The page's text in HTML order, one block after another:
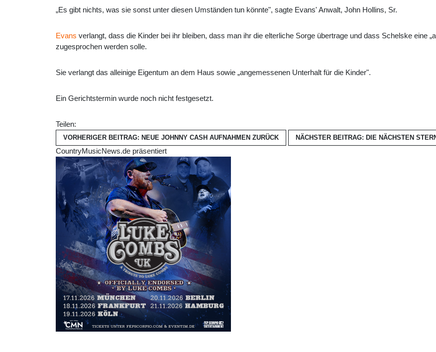
„Es gibt nichts, was sie sonst unter diesen Umständen tun könnte", sagte Evans' Anwalt, John Hollins, Sr.
Evans verlangt, dass die Kinder bei ihr bleiben, dass man ihr die elterliche Sorge übertrage und dass Schelske eine
zugesprochen werden solle.
Sie verlangt das alleinige Eigentum an dem Haus sowie „angemessenen Unterhalt für die Kinder".
Ein Gerichtstermin wurde noch nicht festgesetzt.
Teilen:
VORHERIGER BEITRAG: NEUE JOHNNY CASH AUFNAHMEN ZURÜCK NÄCHSTER BEITRAG: DIE NÄCHSTEN
CountryMusicNews.de präsentiert